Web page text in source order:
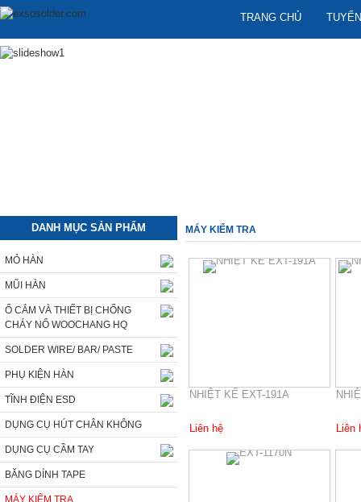
TRANG CHỦ
DANH MỤC SẢN PHẨM
MỎ HÀN
MŨI HÀN
Ổ CẮM VÀ THIẾT BỊ CHỐNG
CHÁY NỔ WOOCHANG HQ
SOLDER WIRE/ BAR/ PASTE
PHỤ KIỆN HÀN
TĨNH ĐIỆN ESD
DỤNG CỤ HÚT CHÂN KHÔNG
DỤNG CỤ CẦM TAY
BĂNG DÍNH TAPE
MÁY KIỂM TRA
MÁY KIỂM TRA
NHIỆT KẾ EXT-191A
Liên hệ Liên